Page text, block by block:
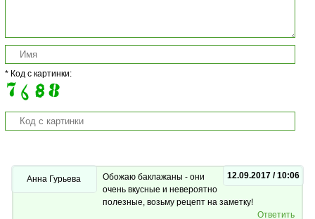
* Код с картинки:
12.09.2017 / 10:06
Анна Гурьева
Обожаю баклажаны - они
очень вкусные и невероятно
полезные, возьму рецепт на заметку!
Ответить